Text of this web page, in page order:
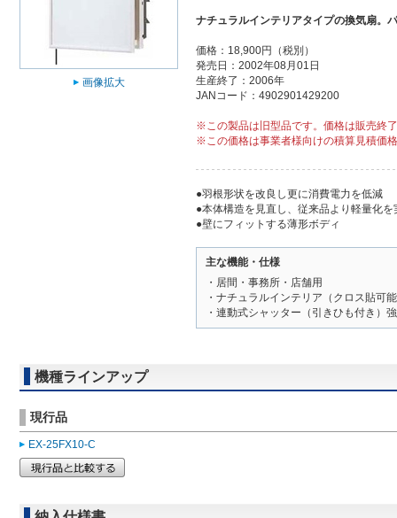
画像拡大
ナチュラルインテリアタイプの換気扇。
価格：18,900円（税別）
発売日：2002年08月01日
生産終了：2006年
JANコード：4902901429200
※この製品は旧型品です。価格は販売終
※この価格は事業者様向けの積算見積価
●羽根形状を改良し更に消費電力を低減
●本体構造を見直し、従来品より軽量化を
●壁にフィットする薄形ボディ
主な機能・仕様
・居間・事務所・店舗用
・ナチュラルインテリア（クロス貼可
・連動式シャッター（引きひも付き）
機種ラインアップ
現行品
EX-25FX10-C